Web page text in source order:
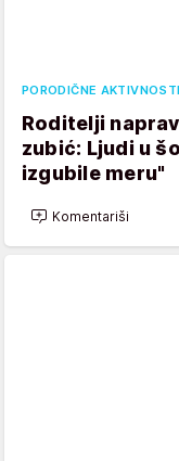
PORODIČNE AKTIVNOSTI
Roditelji
zubić: Ljudi u
izgubile meru"
Komentariši